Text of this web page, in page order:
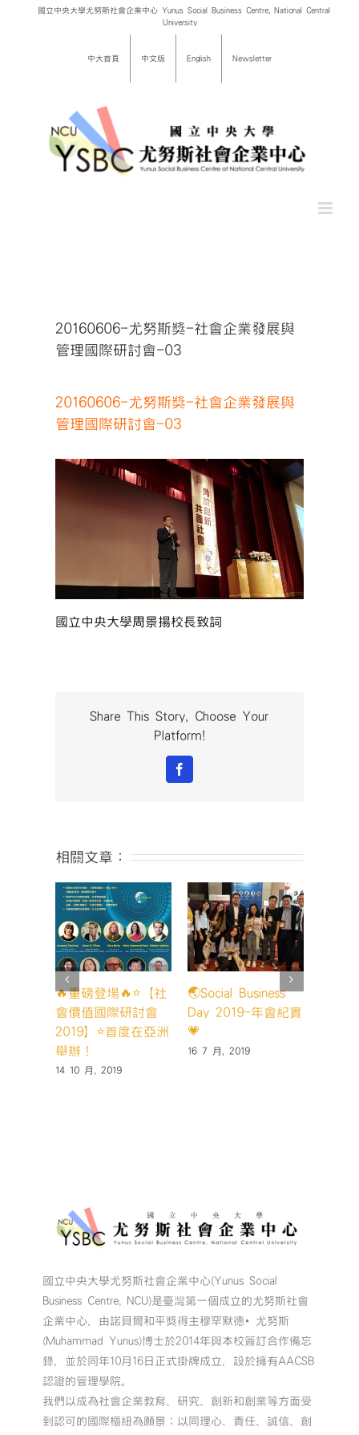
國立中央大學尤努斯社會企業中心 Yunus Social Business Centre, National Central
University
中大首頁 中文版 English Newsletter
20160606-尤努斯獎-社會企業發展與
管理國際研討會-03
20160606-尤努斯獎-社會企業發展與
管理國際研討會-03
國立中央大學周景揚校長致詞
Share This Story, Choose Your
Platform!
Facebook
相關文章：
🔥重磅登場🔥⭐️【社
會價值國際研討會
2019】⭐️首度在亞洲
舉辦！
14 10 月, 2019
🌏Social Business
Day 2019-年會紀實
💗
16 7 月, 2019
國立中央大學尤努斯社會企業中心(Yunus Social
Business Centre, NCU)是臺灣第一個成立的尤努斯社會
企業中心，由諾貝爾和平獎得主穆罕默德•尤努斯
(Muhammad Yunus)博士於2014年與本校簽訂合作備忘
錄，並於同年10月16日正式掛牌成立，設於擁有AACSB
認證的管理學院。
我們以成為社會企業教育、研究、創新和創業等方面受
到認可的國際樞紐為願景；以同理心、責任、誠信、創